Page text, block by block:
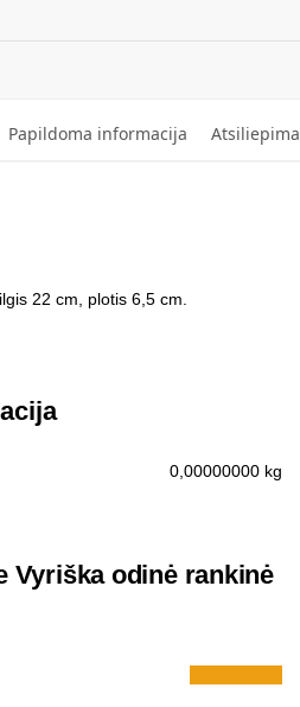
Papildoma informacija
22 cm, plotis 6,5 cm.
0,00000000 kg
Vyriška odinė rankinė